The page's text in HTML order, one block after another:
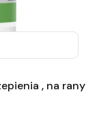
, na rany